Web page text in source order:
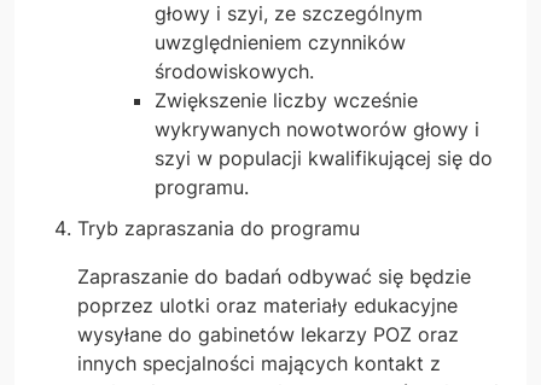
głowy i szyi, ze szczególnym
uwzględnieniem czynników
środowiskowych.
Zwiększenie liczby wcześnie
wykrywanych nowotworów głowy i
szyi w populacji kwalifikującej się do
programu.
Tryb zapraszania do programu
Zapraszanie do badań odbywać się będzie
poprzez ulotki oraz materiały edukacyjne
wysyłane do gabinetów lekarzy POZ oraz
innych specjalności mających kontakt z